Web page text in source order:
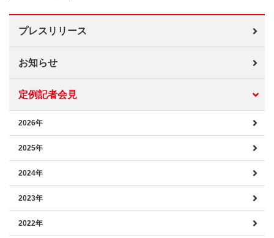
プレスリリース
お知らせ
定例記者会見
2026年
2025年
2024年
2023年
2022年